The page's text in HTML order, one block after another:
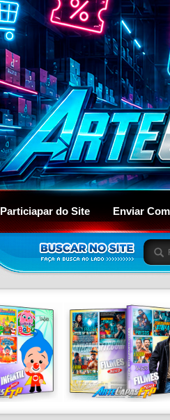
Particiapar do Site Enviar